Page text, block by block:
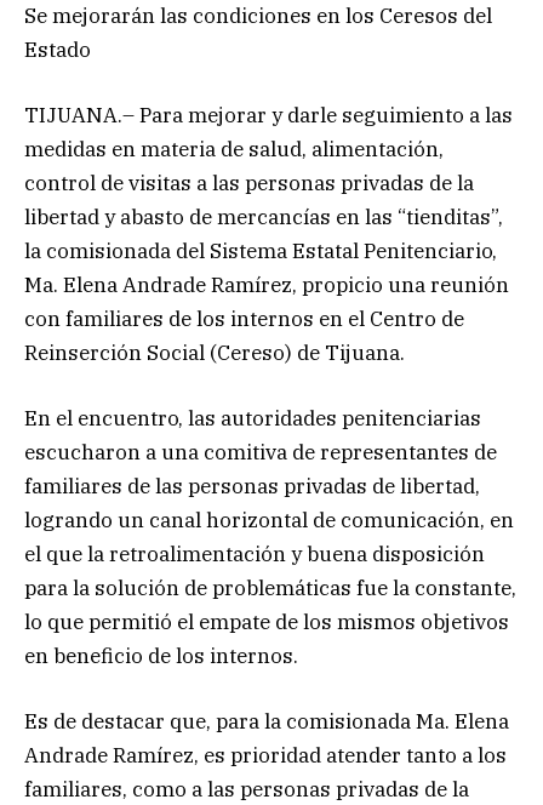
Se mejorarán las condiciones en los Ceresos del
Estado
TIJUANA.– Para mejorar y darle seguimiento a las
medidas en materia de salud, alimentación,
control de visitas a las personas privadas de la
libertad y abasto de mercancías en las “tienditas”,
la comisionada del Sistema Estatal Penitenciario,
Ma. Elena Andrade Ramírez, propicio una reunión
con familiares de los internos en el Centro de
Reinserción Social (Cereso) de Tijuana.
En el encuentro, las autoridades penitenciarias
escucharon a una comitiva de representantes de
familiares de las personas privadas de libertad,
logrando un canal horizontal de comunicación, en
el que la retroalimentación y buena disposición
para la solución de problemáticas fue la constante,
lo que permitió el empate de los mismos objetivos
en beneficio de los internos.
Es de destacar que, para la comisionada Ma. Elena
Andrade Ramírez, es prioridad atender tanto a los
familiares, como a las personas privadas de la